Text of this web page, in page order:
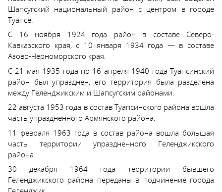
Шапсугский национальный район с центром в городе
Туапсе.
С 16 ноября 1924 года район в составе Северо-
Кавказского края, с 10 января 1934 года — в составе
Азово-Черноморского края.
С 21 мая 1935 года по 16 апреля 1940 года Туапсинский
район был упразднен, его территория была разделена
между Геленджикским и Шапсугским районами.
22 августа 1953 года в состав Туапсинского района вошла
часть упраздненного Армянского района.
11 февраля 1963 года в состав района вошла большая
часть территории упраздненного Геленджикского
района.
30 декабря 1964 года территории бывшего
Геленджикского района переданы в подчинение города